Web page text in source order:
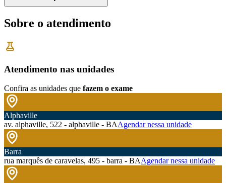
Sobre o atendimento
Atendimento nas unidades
Confira as unidades que fazem o exame
Alphaville
av. alphaville, 522 - alphaville - BAAgendar nessa unidade
Barra
rua marquês de caravelas, 495 - barra - BAAgendar nessa unidade